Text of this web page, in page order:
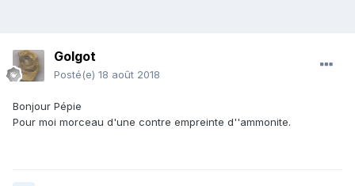
Golgot
Posté(e) 18 août 2018
Bonjour Pépie
Pour moi morceau d'une contre empreinte d''ammonite.